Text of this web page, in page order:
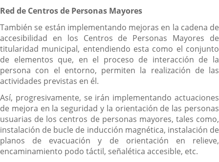
Red de Centros de Personas Mayores
También se están implementando mejoras en la cadena de
accesibilidad en los Centros de Personas Mayores de
titularidad municipal, entendiendo esta como el conjunto
de elementos que, en el proceso de interacción de la
persona con el entorno, permiten la realización de las
actividades previstas en él.
Así, progresivamente, se irán implementando actuaciones
de mejora en la seguridad y la orientación de las personas
usuarias de los centros de personas mayores, tales como,
instalación de bucle de inducción magnética, instalación de
planos de evacuación y de orientación en relieve,
encaminamiento podo táctil, señalética accesible, etc.